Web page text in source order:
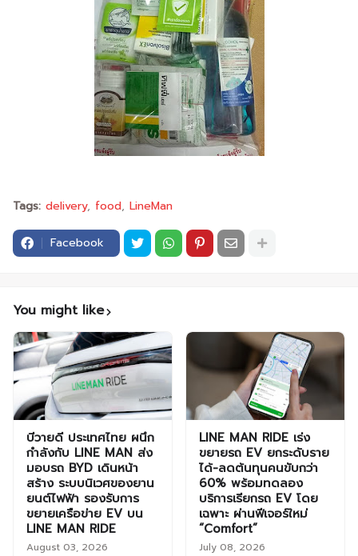
Tags: delivery food LineMan
Facebook
You might like
บีวายดี ประเทศไทย ผนึก
กำลังกับ LINE MAN ส่ง
มอบรถ BYD เดินหน้า
สร้าง ระบบนิเวศของยาน
ยนต์ไฟฟ้า รองรับการ
ขยายเครือข่าย EV บน
LINE MAN RIDE
August 03, 2026
LINE MAN RIDE เร่ง
ขยายรถ EV ยกระดับราย
ได้-ลดต้นทุนคนขับกว่า
60% พร้อมทดลอง
บริการเรียกรถ EV โดย
เฉพาะ ผ่านฟีเจอร์ใหม่
“Comfort”
July 08, 2026